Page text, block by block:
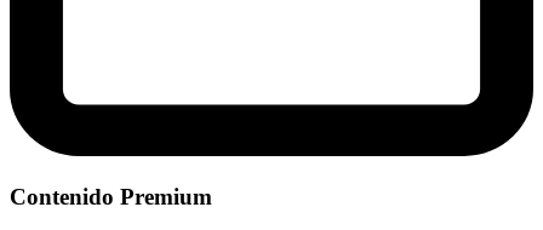
Contenido Premium